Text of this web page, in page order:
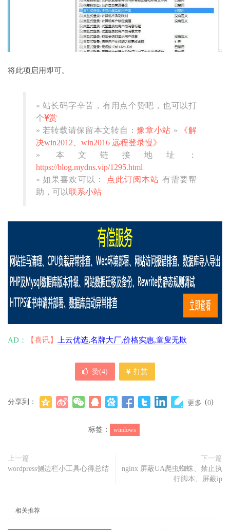
将此项启用即可。
» 站长码字辛苦，有用点个赞吧，也可以打
个 赏
» 若转载请保留本文转自：豫章小站 »
《解
决win2012、win2016 远程登录慢》
» 本文链接地址：
https://blog.mydns.vip/1295.html
» 如果喜欢可以：
点此订阅本站 有需要帮
助，可以联系小站
AD： 【喜讯】 上云优选,名牌大厂,价格实惠,童叟无欺
赞(4) 打赏
分享到： 更多 (0)
标签： windows
上一篇
wordpress侧边栏小工具心得总结
下一篇
nginx 屏蔽UA爬虫蜘蛛、禁止执
行脚本、屏蔽ip
相关推荐